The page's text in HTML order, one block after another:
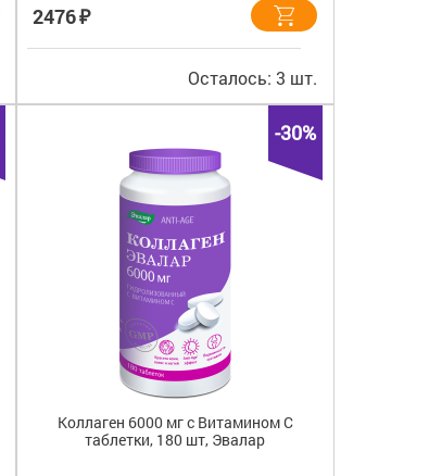
2476₽
Осталось: 3 шт.
-30%
Коллаген 6000 мг с Витамином С
таблетки, 180 шт, Эвалар